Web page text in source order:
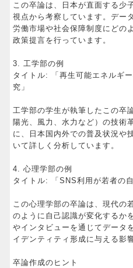
この卒論は、日本が直面する少
視点から考察しています。デー
労働市場や社会保障制度にどの
政策提言を行っています。
3. 工学部の例
タイトル: 「再生可能エネルギ
究」
工学部の学生が執筆したこの卒
陽光、風力、水力など）の技術
に、日本国内外での普及状況や
いて詳しく分析しています。
4. 心理学部の例
タイトル: 「SNS利用が若者の
この心理学部の卒論は、現代の
のように自己認識が変化するか
やインタビューを通じてデータ
イデンティティ形成に与える影
卒論作成のヒント